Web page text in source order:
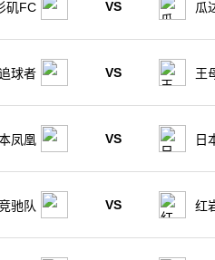
矶FC VS 瓜
球者 VS 王
凤凰 VS 日
驰队 VS 红